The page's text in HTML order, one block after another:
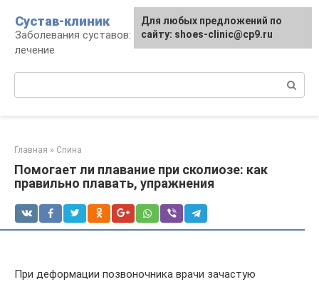
контенту
Сустав-клиник
Заболевания суставов: профилактика и
лечение
Главная » Спина
Помогает ли плавание при сколиозе: как
правильно плавать, упражнения
При деформации позвоночника врачи зачастую
Для любых предложений по
сайту: shoes-clinic@cp9.ru